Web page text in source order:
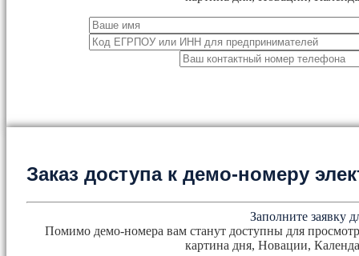
Заказ доступа к демо-номеру
Заполните заявку
Помимо демо-номера вам станут доступны для
картина дня, Новации,